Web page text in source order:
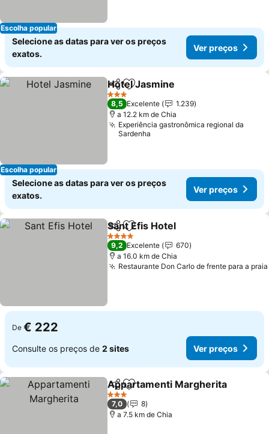
Escolha popular
Selecione as datas para ver os preços
exatos.
Ver preços
Escolha popular
PartilharAdicionar aos favoritos
Hotel Jasmine
3 Estrelas
8,5 Excelente
1.239
a 12.2 km de Chia
Experiência gastronômica regional da
Sardenha
Selecione as datas para ver os preços
exatos.
Ver preços
PartilharAdicionar aos favoritos
Sant Efis Hotel
4 Estrelas
9,2 Excelente
670
a 16.0 km de Chia
Restaurante Don Carlo de frente para a praia
De € 222
Consulte os preços de 2 sites Ver preços
PartilharAdicionar aos favoritos
Appartamenti Margherita
3 Estrelas
7,0
8
a 7.5 km de Chia